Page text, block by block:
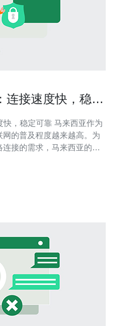
连接速度快，稳定
靠 马来西亚作为
的普及程度越来越高。为
接的需求，马来西亚的三
络服务，能够提供高质量的